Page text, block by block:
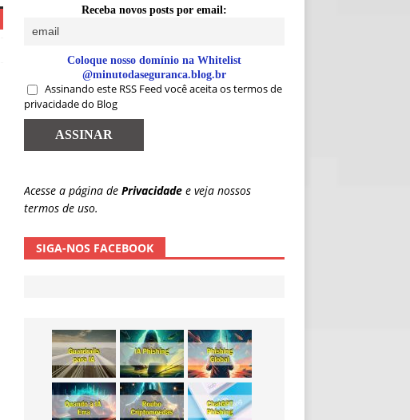
Receba novos posts por email:
Coloque nosso domínio na Whitelist
@minutodaseguranca.blog.br
Assinando este RSS Feed você aceita os termos de
privacidade do Blog
Acesse a página de Privacidade e veja nossos
termos de uso.
SIGA-NOS FACEBOOK